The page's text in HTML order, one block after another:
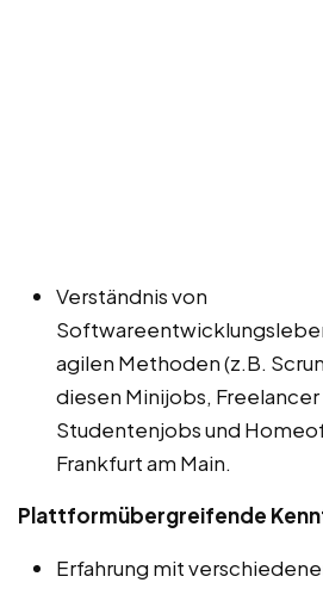
Verständnis von
agilen Methoden (z.B.
diesen Minijobs, Freelancer
Studentenjobs und
Frankfurt am Main.
Plattformübergreifende
Erfahrung mit